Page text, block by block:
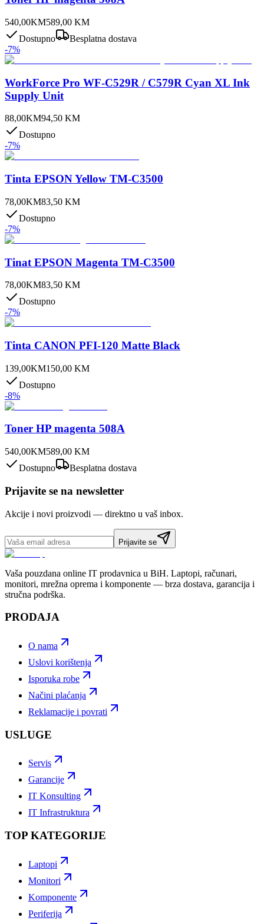
540,00KM589,00 KM
Dostupno
Besplatna dostava
-7%
WorkForce Pro WF-C529R / C579R Cyan XL Ink
Supply Unit
88,00KM94,50 KM
Dostupno
-7%
Tinta EPSON Yellow TM-C3500
78,00KM83,50 KM
Dostupno
-7%
Tinat EPSON Magenta TM-C3500
78,00KM83,50 KM
Dostupno
-7%
Tinta CANON PFI-120 Matte Black
139,00KM150,00 KM
Dostupno
-8%
Toner HP magenta 508A
540,00KM589,00 KM
Dostupno
Besplatna dostava
Prijavite se na newsletter
Akcije i novi proizvodi — direktno u vaš inbox.
Prijavite se
Vaša pouzdana online IT prodavnica u BiH. Laptopi, računari,
monitori, mrežna oprema i komponente — brza dostava, garancija i
stručna podrška.
PRODAJA
O nama
Uslovi korištenja
Isporuka robe
Načini plaćanja
Reklamacije i povrati
USLUGE
Servis
Garancije
IT Konsulting
IT Infrastruktura
TOP KATEGORIJE
Laptopi
Monitori
Komponente
Periferija